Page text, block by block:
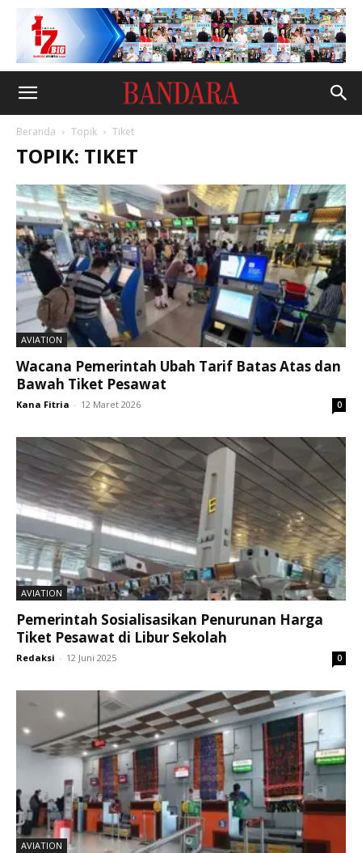
Beranda Topik Tiket
TOPIK: TIKET
AVIATION
Wacana Pemerintah Ubah Tarif Batas Atas dan
Bawah Tiket Pesawat
Kana Fitria - 12 Maret 2026 0
AVIATION
Pemerintah Sosialisasikan Penurunan Harga
Tiket Pesawat di Libur Sekolah
Redaksi - 12 Juni 2025 0
AVIATION